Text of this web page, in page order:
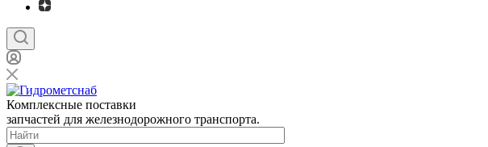
Комплексные поставки
запчастей для железнодорожного транспорта.